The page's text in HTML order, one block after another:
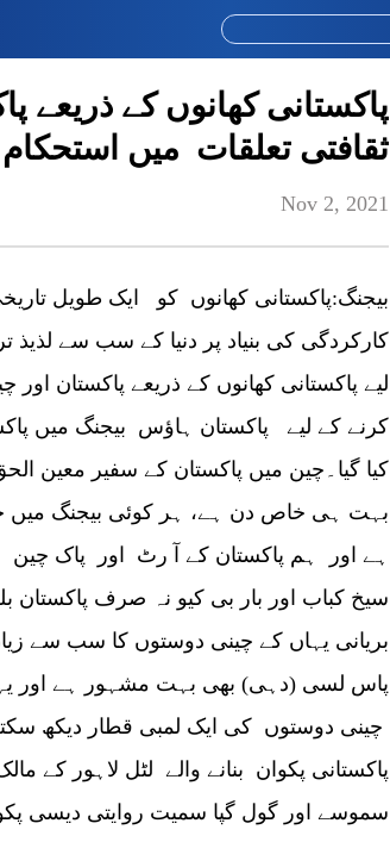
پاکستانی کھانوں کے ذریعے
ثقافتی تعلقات میں استحکام
Nov 2, 2021
کارکردگی کی بنیاد پر دنیا کے سب سے لذیذ
لیے پاکستانی کھانوں کے ذریعے پاکستان
کرنے کے لیے پاکستان ہاؤس بیجنگ میں
کیا گیا۔چین میں پاکستان کے سفیر معین
بہت ہی خاص دن ہے، ہر کوئی بیجنگ میں
ہے اور ہم پاکستان کے آ رٹ اور پاک
سیخ کباب اور بار بی کیو نہ صرف پاکستان
بریانی یہاں کے چینی دوستوں کا سب سے
پاس لسی (دہی) بھی بہت مشہور ہے اور
چینی دوستوں کی ایک لمبی قطار دیکھ
پاکستانی پکوان بنانے والے لٹل لاہور کے
سموسے اور گول گپا سمیت روایتی دیسی